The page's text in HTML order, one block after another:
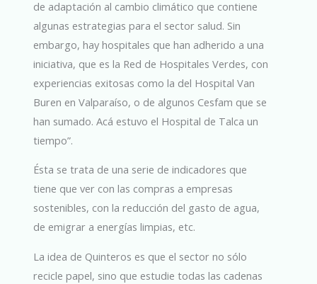
de adaptación al cambio climático que contiene
algunas estrategias para el sector salud. Sin
embargo, hay hospitales que han adherido a una
iniciativa, que es la Red de Hospitales Verdes, con
experiencias exitosas como la del Hospital Van
Buren en Valparaíso, o de algunos Cesfam que se
han sumado. Acá estuvo el Hospital de Talca un
tiempo”.
Ésta se trata de una serie de indicadores que
tiene que ver con las compras a empresas
sostenibles, con la reducción del gasto de agua,
de emigrar a energías limpias, etc.
La idea de Quinteros es que el sector no sólo
recicle papel, sino que estudie todas las cadenas